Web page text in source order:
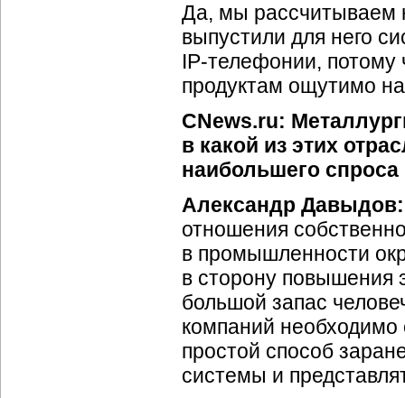
Да, мы рассчитываем
выпустили для него
IP-телефонии, потому
продуктам ощутимо
CNews.ru:
в какой из этих
наибольшего
Александр Давыдов:
отношения
в промышленности
в сторону повышения
большой запас
компаний
простой способ
системы и